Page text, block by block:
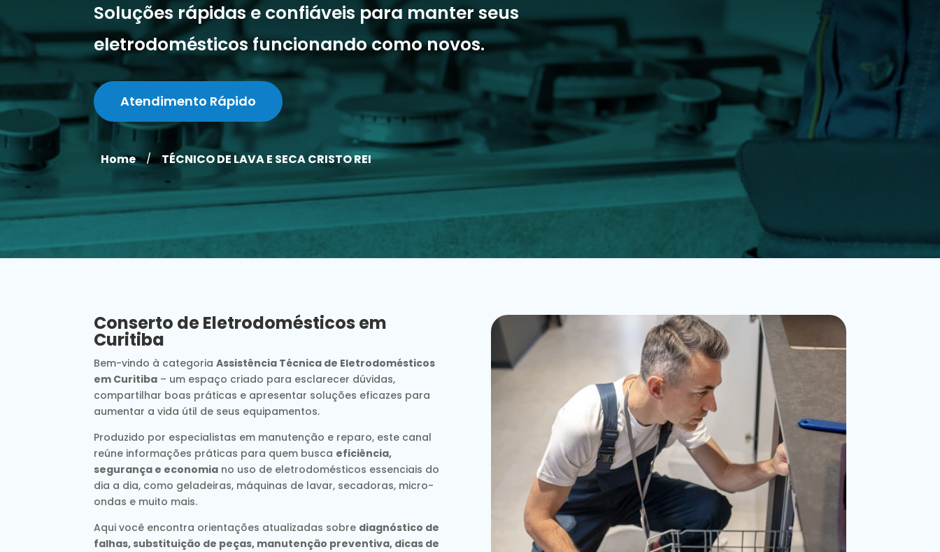
Soluções rápidas e confiáveis para manter seus
eletrodomésticos funcionando como novos.
Atendimento Rápido
Home / TÉCNICO DE LAVA E SECA CRISTO REI
Conserto de Eletrodomésticos em
Curitiba
Bem-vindo à categoriaAssistência Técnica de Eletrodomésticos
em Curitiba – um espaço criado para esclarecer dúvidas,
compartilhar boas práticas e apresentar soluções eficazes para
aumentar a vida útil de seus equipamentos.
Produzido por especialistas em manutenção e reparo, este canal
reúne informações práticas para quem busca eficiência,
segurança e economia no uso de eletrodomésticos essenciais do
dia a dia, como geladeiras, máquinas de lavar, secadoras, micro-
ondas e muito mais.
Aqui você encontra orientações atualizadas sobre diagnóstico de
falhas, substituição de peças, manutenção preventiva, dicas de